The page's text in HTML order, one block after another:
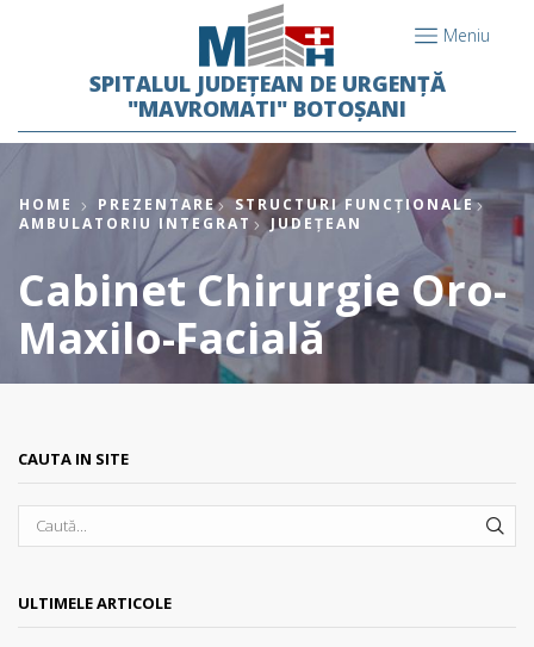
Meniu
SPITALUL JUDEȚEAN DE URGENȚĂ
"MAVROMATI" BOTOȘANI
HOME PREZENTARE
STRUCTURI FUNCȚIONALE
AMBULATORIU INTEGRAT
JUDEȚEAN
Cabinet Chirurgie Oro-
Maxilo-Facială
CAUTA IN SITE
ULTIMELE ARTICOLE